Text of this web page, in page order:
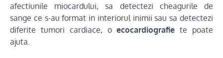
afectiunile miocardului, sa detectezi cheagurile de
sange ce s-au format in interiorul inimii sau sa detectezi
diferite tumori cardiace, oecocardiografie te poate
ajuta.